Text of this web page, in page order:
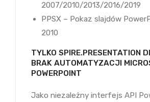
2007/2010/2013/2016/2019
PPSX – Pokaz slajdów
2010
TYLKO SPIRE.PRESENTATION
BRAK AUTOMATYZACJI
POWERPOINT
Jako niezależny interfejs API